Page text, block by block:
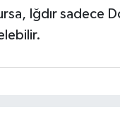
Iğdır sadece